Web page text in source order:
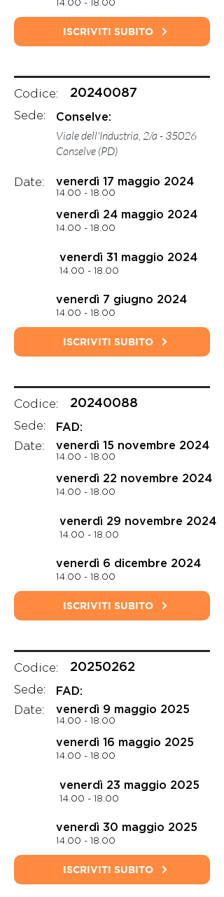
14.00 - 18.00
ISCRIVITI SUBITO
Codice: 20240087
Sede: Conselve:
Viale dell'Industria, 2/a - 35026
Conselve (PD)
Date: venerdì 17 maggio 2024
14.00 - 18.00
venerdì 24 maggio 2024
14.00 - 18.00
venerdì 31 maggio 2024
14.00 - 18.00
venerdì 7 giugno 2024
14.00 - 18.00
ISCRIVITI SUBITO
Codice: 20240088
Sede: FAD:
Date: venerdì 15 novembre 2024
14.00 - 18.00
venerdì 22 novembre 2024
14.00 - 18.00
venerdì 29 novembre 2024
14.00 - 18.00
venerdì 6 dicembre 2024
14.00 - 18.00
ISCRIVITI SUBITO
Codice: 20250262
Sede: FAD:
Date: venerdì 9 maggio 2025
14.00 - 18.00
venerdì 16 maggio 2025
14.00 - 18.00
venerdì 23 maggio 2025
14.00 - 18.00
venerdì 30 maggio 2025
14.00 - 18.00
ISCRIVITI SUBITO